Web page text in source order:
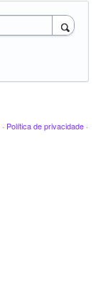
· Política de privacidade ·